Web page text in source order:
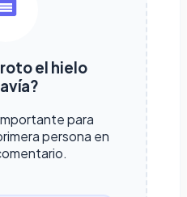
el hielo
para
persona en